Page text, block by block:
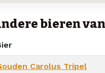
bieren
Carolus Tripel